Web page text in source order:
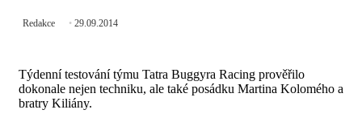
Redakce 29.09.2014
Týdenní testování týmu Tatra Buggyra Racing prověřilo
dokonale nejen techniku, ale také posádku Martina Kolomého a
bratry Kiliány.